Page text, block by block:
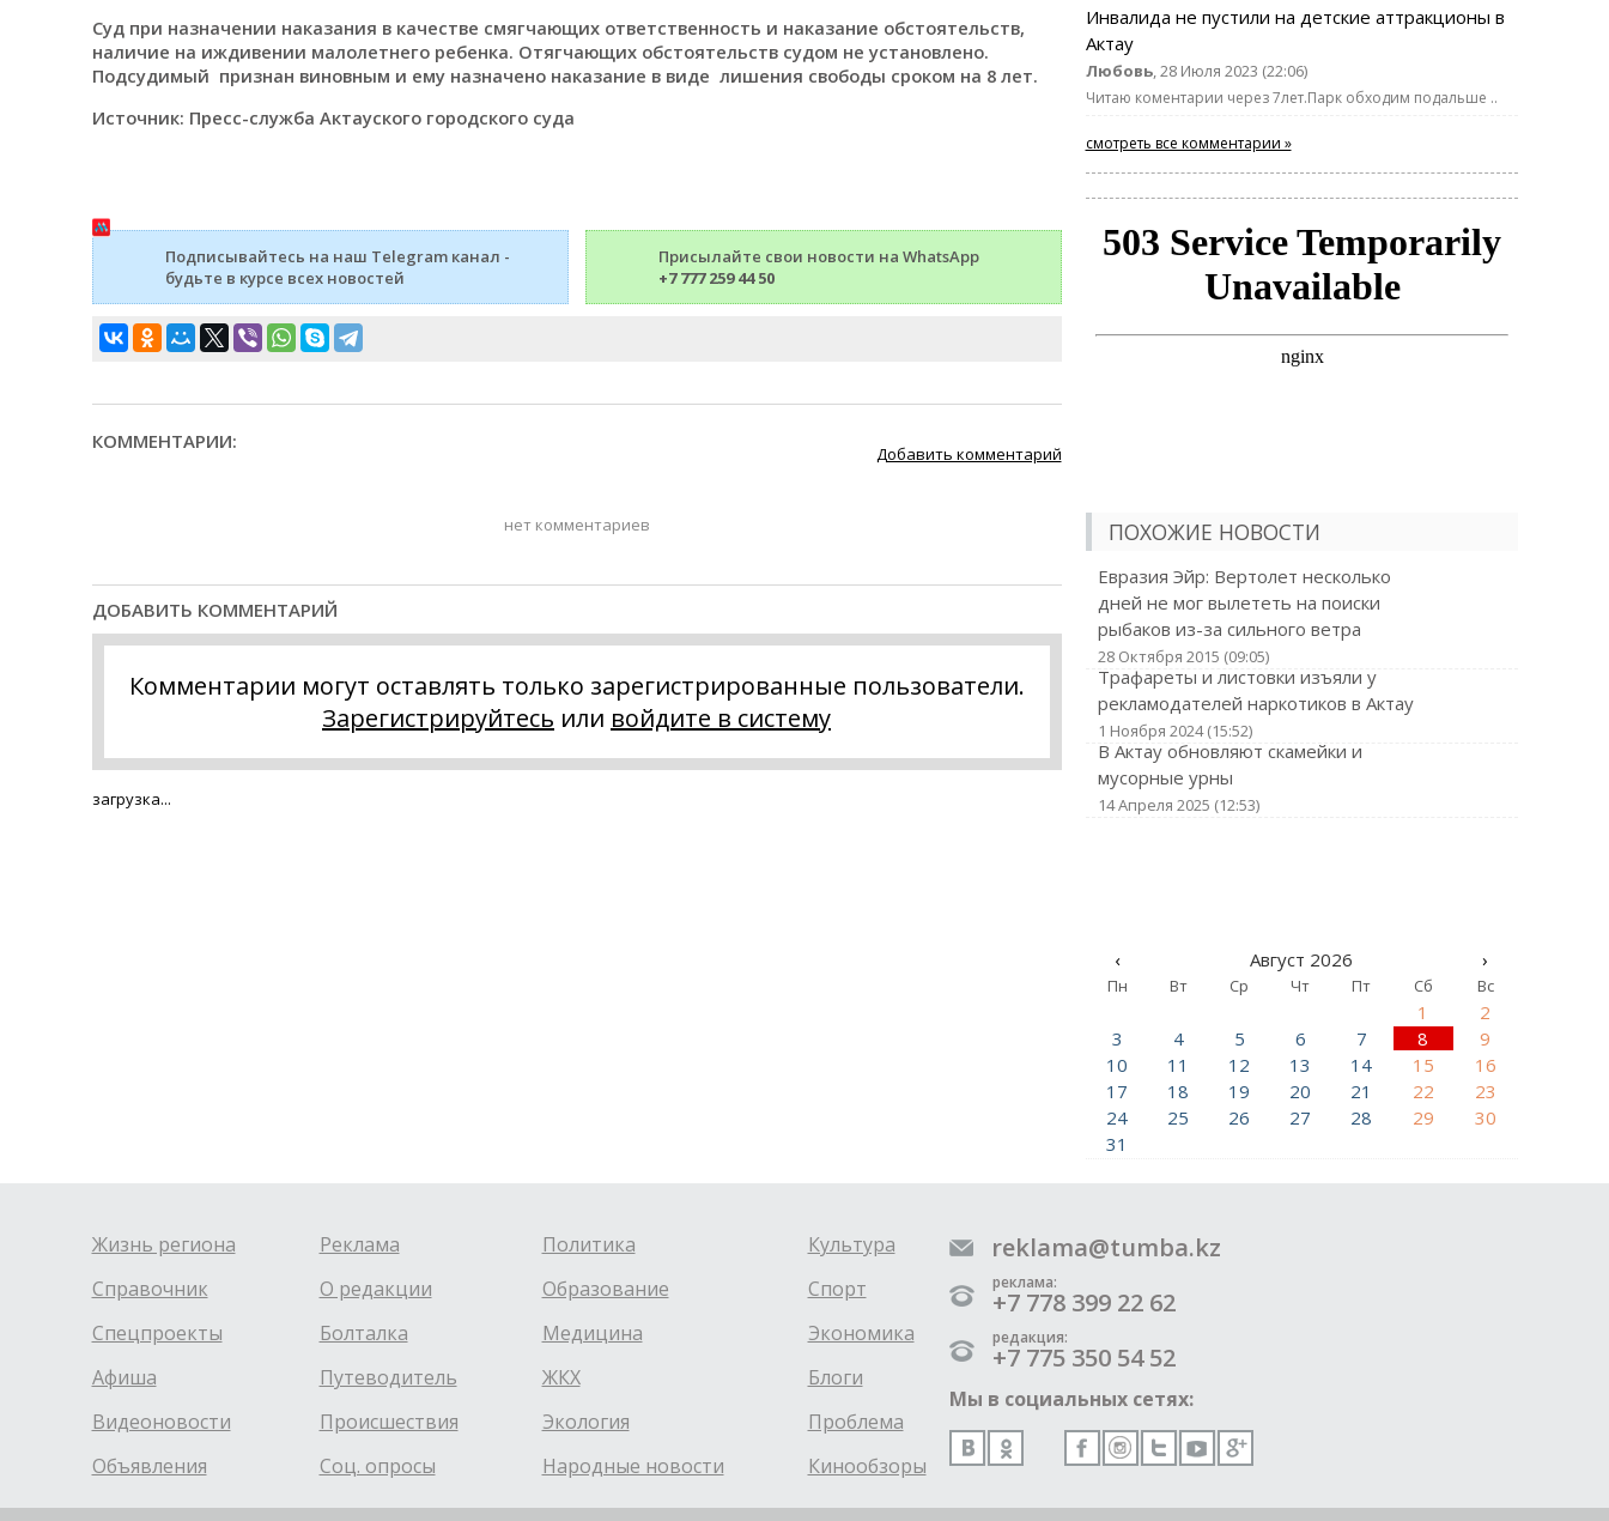
Суд при назначении наказания в качестве смягчающих ответственность и наказание обстоятельств,
наличие на иждивении малолетнего ребенка. Отягчающих обстоятельств судом не установлено.
Подсудимый признан виновным и ему назначено наказание в виде лишения свободы сроком на 8 лет.
Источник: Пресс-служба Актауского городского суда
Подписывайтесь на наш Telegram канал -
будьте в курсе всех новостей
Присылайте свои новости на WhatsApp
+7 777 259 44 50
КОММЕНТАРИИ:
Добавить комментарий
нет комментариев
ДОБАВИТЬ КОММЕНТАРИЙ
Комментарии могут оставлять только зарегистрированные пользователи.
Зарегистрируйтесь или войдите в систему
загрузка...
Инвалида не пустили на детские аттракционы в
Актау
Любовь, 28 Июля 2023 (22:06)
Читаю коментарии через 7лет.Парк обходим подальше ..
смотреть все комментарии »
ПОХОЖИЕ НОВОСТИ
Евразия Эйр: Вертолет несколько
дней не мог вылететь на поиски
рыбаков из-за сильного ветра
28 Октября 2015 (09:05)
Трафареты и листовки изъяли у
рекламодателей наркотиков в Актау
1 Ноября 2024 (15:52)
В Актау обновляют скамейки и
мусорные урны
14 Апреля 2025 (12:53)
‹ Август 2026 ›
Пн Вт Ср Чт Пт Сб Вс
1
2
3
4 5 6 7 8
9
10
11 12 13 14 15
16
17
18 19 20 21 22
23
24
25 26 27 28 29
30
31
Жизнь региона
Справочник
Спецпроекты
Афиша
Видеоновости
Объявления
Реклама
О редакции
Болталка
Путеводитель
Происшествия
Соц. опросы
Политика
Образование
Медицина
ЖКХ
Экология
Народные новости
Культура
Спорт
Экономика
Блоги
Проблема
Кинообзоры
reklama@tumba.kz
реклама:
+7 778 399 22 62
редакция:
+7 775 350 54 52
Мы в социальных сетях: